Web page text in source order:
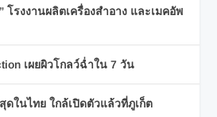
โรงงานผลิตเครื่องสำอาง และเมคอัพ
เผยผิวโกลว์ฉ่ำใน 7 วัน
ในไทย ใกล้เปิดตัวแล้วที่ภูเก็ต